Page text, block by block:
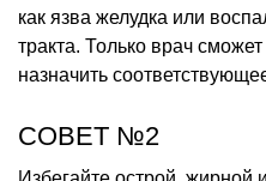
как язва желудка или
тракта. Только врач
назначить
СОВЕТ №2